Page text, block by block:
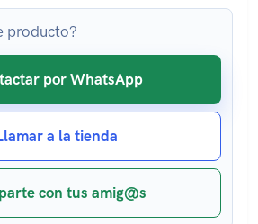
producto?
por WhatsApp
a la tienda
con tus amig@s